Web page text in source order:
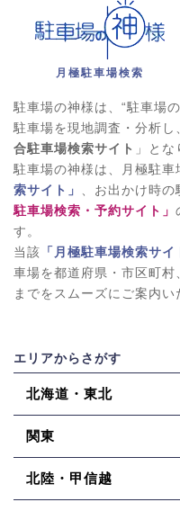
月極駐車場検索
駐車場の神様は、“駐車場
駐車場を現地調査・分析し
合駐車場検索サイト 」とな
駐車場の神様は、月極駐車
索サイト」
、お出かけ時
駐車場検索・予約サイト」
す。
当該 「月極駐車場検索サイ
車場を都道府県・市区町
までをスムーズにご案内い
エリアからさがす
北海道・東北
関東
北陸・甲信越